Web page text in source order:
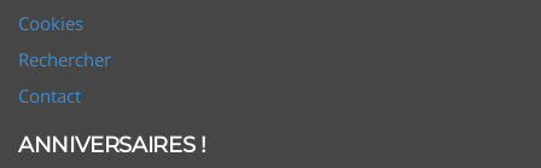
Cookies
Rechercher
Contact
ANNIVERSAIRES !